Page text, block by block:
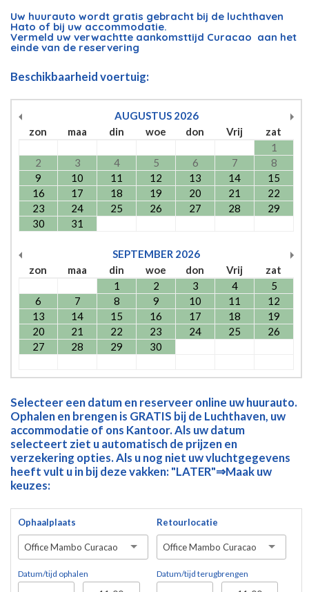
Uw huurauto wordt gratis gebracht bij de luchthaven
Hato of bij uw accommodatie.
Vermeld uw verwachtte aankomsttijd Curacao aan het
einde van de reservering
Beschikbaarheid voertuig:
AUGUSTUS 2026
zon
maa din woe don Vrij
zat
1
2
3 4 5 6 7
8
9
10 11 12 13 14
15
16
17 18 19 20 21
22
23
24 25 26 27 28
29
30
31
SEPTEMBER 2026
zon
maa din woe don Vrij
zat
1
2 3 4
5
6
7 8 9 10 11
12
13
14 15 16 17 18
19
20
21 22 23 24 25
26
27
28 29 30
Selecteer een datum en reserveer online uw huurauto.
Ophalen en brengen is GRATIS bij de Luchthaven, uw
accommodatie of ons Kantoor. Als uw datum
selecteert ziet u automatisch de prijzen en
verzekering opties. Als u nog niet uw vluchtgegevens
heeft vult u in bij deze vakken: "LATER"⇒Maak uw
keuzes:
Ophaalplaats
Office Mambo Curacao
Datum/tijd ophalen
Retourlocatie
Office Mambo Curacao
Datum/tijd terugbrengen